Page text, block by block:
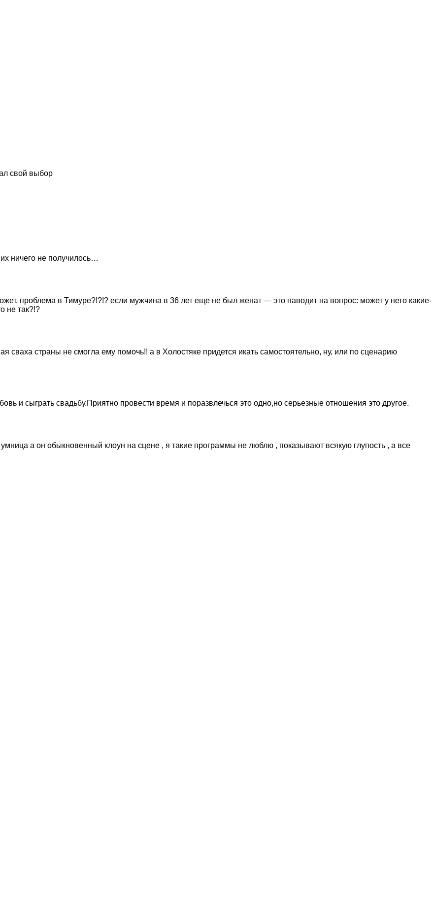
свой выбор
ничего не получилось…
проблема в Тимуре?!?!? если мужчина в 36 лет еще не был женат — это наводит на вопрос: может у него какие-
не так?!?
сваха страны не смогла ему помочь!! а в Холостяке придется икать самостоятельно, ну, или по сценарию
и сыграть свадьбу.Приятно провести время и поразвлечься это одно,но серьезные отношения это другое.
а он обыкновенный клоун на сцене , я такие программы не люблю , показывают всякую глупость , а все